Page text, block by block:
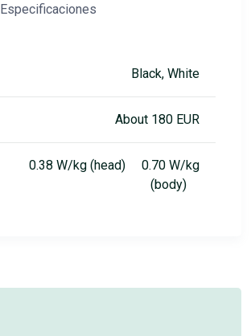
Especificaciones
Black, White
About 180 EUR
0.38 W/kg (head) 0.70 W/kg
(body)